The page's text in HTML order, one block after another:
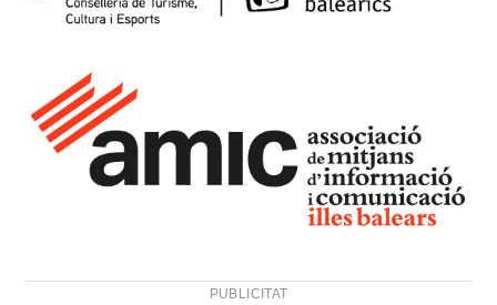
PUBLICITAT